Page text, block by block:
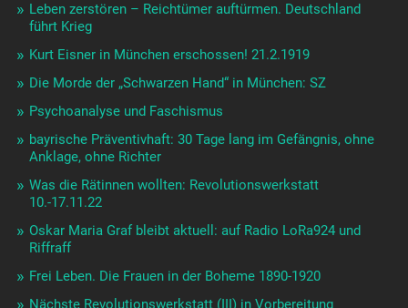
Leben zerstören – Reichtümer auftürmen. Deutschland
führt Krieg
Kurt Eisner in München erschossen! 21.2.1919
Die Morde der „Schwarzen Hand“ in München: SZ
Psychoanalyse und Faschismus
bayrische Präventivhaft: 30 Tage lang im Gefängnis, ohne
Anklage, ohne Richter
Was die Rätinnen wollten: Revolutionswerkstatt
10.-17.11.22
Oskar Maria Graf bleibt aktuell: auf Radio LoRa924 und
Riffraff
Frei Leben. Die Frauen in der Boheme 1890-1920
Nächste Revolutionswerkstatt (III) in Vorbereitung